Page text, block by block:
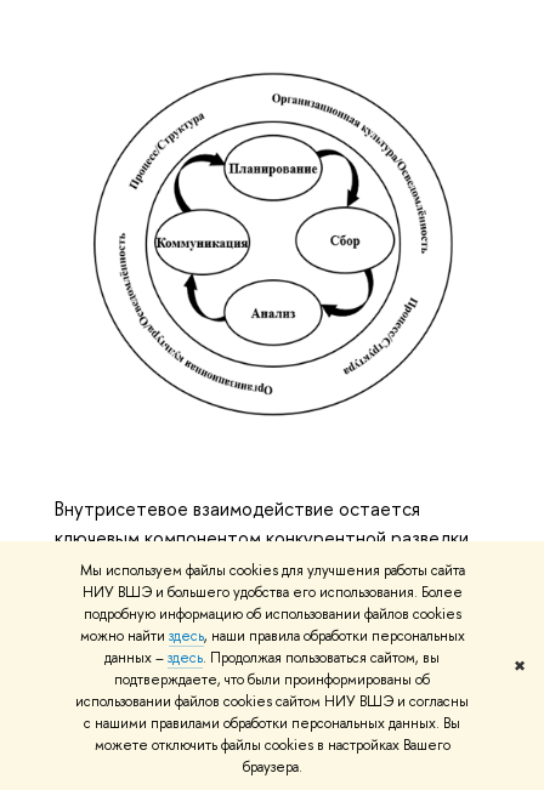
Мы используем файлы cookies для улучшения работы сайта
НИУ ВШЭ и большего удобства его использования. Более
подробную информацию об использовании файлов cookies
можно найти здесь, наши правила обработки персональных
данных –здесь. Продолжая пользоваться сайтом, вы
подтверждаете, что были проинформированы об
использовании файлов cookies сайтом НИУ ВШЭ и согласны
с нашими правилами обработки персональных данных. Вы
можете отключить файлы cookies в настройках Вашего
браузера.
✖
Внутрисетевое взаимодействие остается
ключевым компонентом конкурентной разведки
из-за дефицита доступа к лучшим практикам и
используемым методам, так как специалисты, как
правило, не афишируют свою вовлеченность в эту
деятельность.
Ретроспективный анализ/
ретрополяция